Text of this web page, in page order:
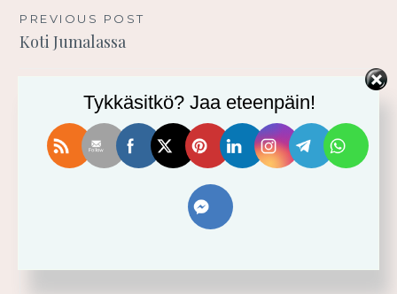
Artikkelien
selaus
PREVIOUS POST
Koti Jumalassa
TERVETULOA BLOGIINI!
Tykkäsitkö? Jaa eteenpäin!